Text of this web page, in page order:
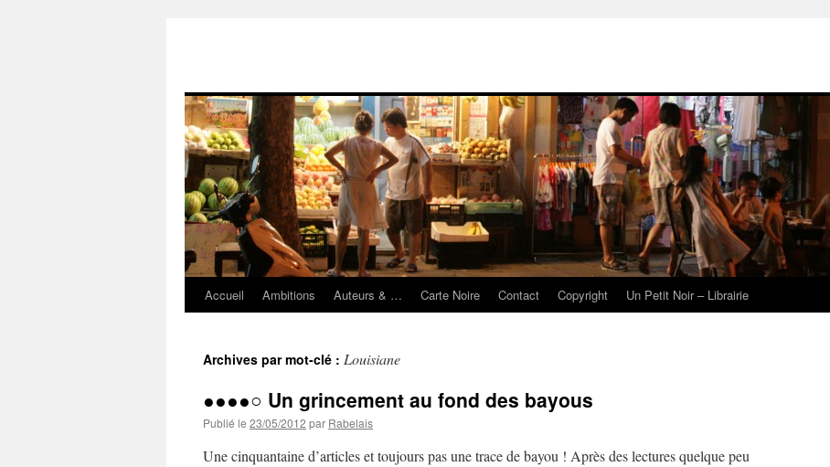
Aller
contenu
Accueil Ambitions Auteurs & … Carte Noire Contact Copyright Un Petit Noir – Librairie
Archives par mot-clé : Louisiane
●●●●○ Un grincement au fond des bayous
Publié le 23/05/2012 par Rabelais
Une cinquantaine d’articles et toujours pas une trace de bayou ! Après des lectures quelque peu